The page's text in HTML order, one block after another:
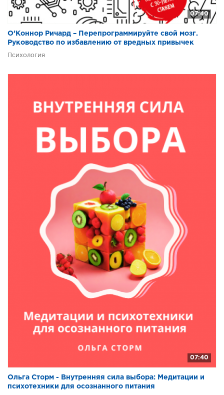
07:40
О’Коннор Ричард – Перепрограммируйте свой мозг.
Руководство по избавлению от вредных привычек
Психология
07:40
Ольга Сторм - Внутренняя сила выбора: Медитации и
психотехники для осознанного питания